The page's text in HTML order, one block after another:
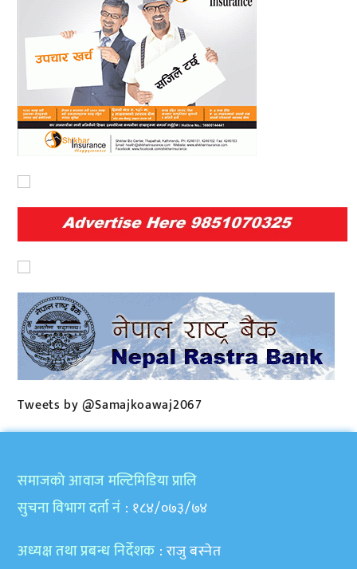
Tweets by @Samajkoawaj2067
समाजकाे आवाज मल्टिमिडिया प्रालि
सुचना विभाग दर्ता नं : १८४/०७३/७४
अध्यक्ष तथा प्रबन्ध निर्देशक : राजु बस्नेत